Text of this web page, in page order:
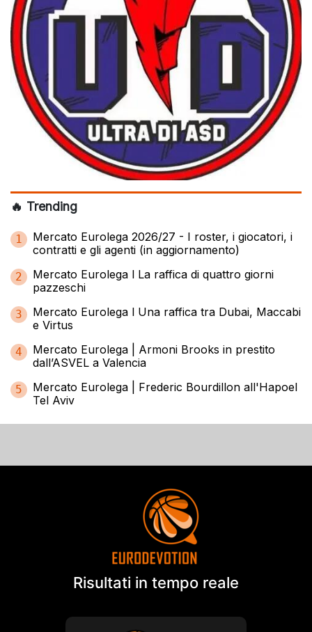
🔥 Trending
1
Mercato Eurolega 2026/27 - I roster, i giocatori, i
contratti e gli agenti (in aggiornamento)
2
Mercato Eurolega l La raffica di quattro giorni
pazzeschi
3
Mercato Eurolega l Una raffica tra Dubai, Maccabi
e Virtus
4
Mercato Eurolega | Armoni Brooks in prestito
dall’ASVEL a Valencia
5
Mercato Eurolega | Frederic Bourdillon all'Hapoel
Tel Aviv
Risultati in tempo reale